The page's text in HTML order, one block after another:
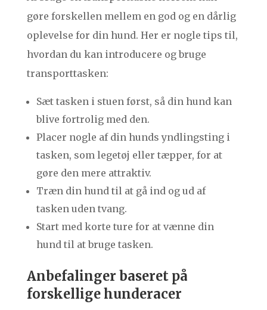
gøre forskellen mellem en god og en dårlig
oplevelse for din hund. Her er nogle tips til,
hvordan du kan introducere og bruge
transporttasken:
Sæt tasken i stuen først, så din hund kan
blive fortrolig med den.
Placer nogle af din hunds yndlingsting i
tasken, som legetøj eller tæpper, for at
gøre den mere attraktiv.
Træn din hund til at gå ind og ud af
tasken uden tvang.
Start med korte ture for at vænne din
hund til at bruge tasken.
Anbefalinger baseret på
forskellige hunderacer